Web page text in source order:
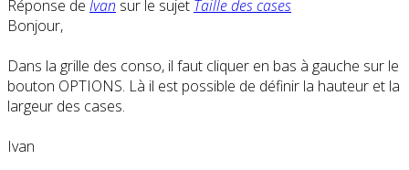
Réponse de Ivan sur le sujet Taille des cases
Bonjour,
Dans la grille des conso, il faut cliquer en bas à gauche sur le
bouton OPTIONS. Là il est possible de définir la hauteur et la
largeur des cases.
Ivan